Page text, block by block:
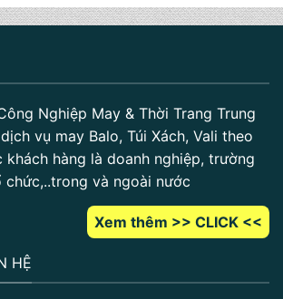
Nghiệp May & Thời Trang Trung
vụ may Balo, Túi Xách, Vali theo
khách hàng là doanh nghiệp, trường
chức,..trong và ngoài nước
Xem thêm >> CLICK <<
HỆ